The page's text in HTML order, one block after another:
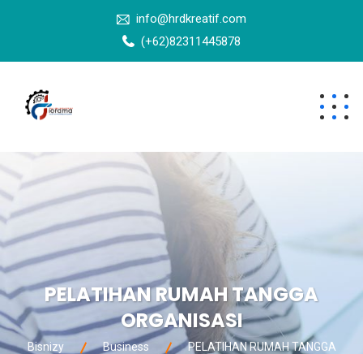
info@hrdkreatif.com
(+62)82311445878
PELATIHAN RUMAH TANGGA
ORGANISASI
Bisnizy Business
PELATIHAN RUMAH TANGGA